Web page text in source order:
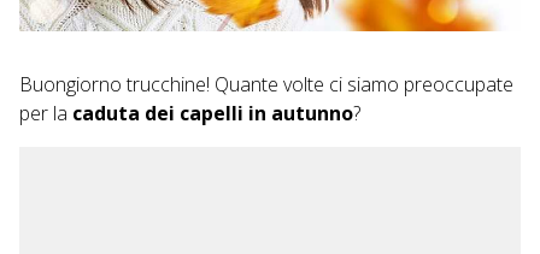
Buongiorno trucchine! Quante volte ci siamo preoccupate
per la caduta dei capelli in autunno?